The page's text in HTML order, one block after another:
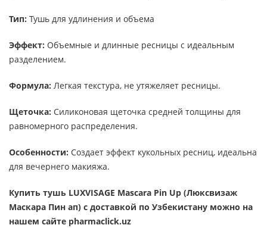
Тип: Тушь для удлинения и объема
Эффект: Объемные и длинные ресницы с идеальным
разделением.
Формула: Легкая текстура, не утяжеляет ресницы.
Щеточка: Силиконовая щеточка средней толщины для
равномерного распределения.
Особенности: Создает эффект кукольных ресниц, идеальна
для вечернего макияжа.
Купить тушь LUXVISAGE Mascara Pin Up (Люксвизаж
Маскара Пин ап) с доставкой по Узбекистану можно на
нашем сайте pharmaclick.uz